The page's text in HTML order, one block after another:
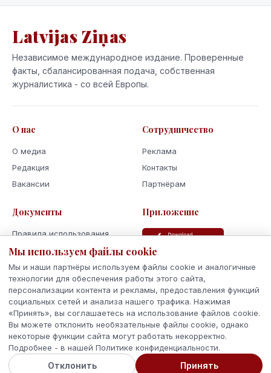
Latvijas Ziņas
Независимое международное издание. Проверенные
факты, сбалансированная подача, собственная
журналистика - со всей Европы.
О нас
О медиа
Редакция
Вакансии
Сотрудничество
Реклама
Контакты
Партнёрам
Документы
Правила использования
Политика
Использование cookie
Кодекс поведения и этики
Приложение
© 2026 Latvijas Ziņas. Все права защищены.
Сделано с
в Латвии
Мы используем файлы cookie
Мы и наши партнёры используем файлы cookie и аналогичные
технологии для обеспечения работы этого сайта,
персонализации контента и рекламы, предоставления функций
социальных сетей и анализа нашего трафика. Нажимая
«Принять», вы соглашаетесь на использование файлов cookie.
Вы можете отклонить необязательные файлы cookie, однако
некоторые функции сайта могут работать некорректно.
Подробнее - в нашей Политике конфиденциальности.
Отклонить Принять